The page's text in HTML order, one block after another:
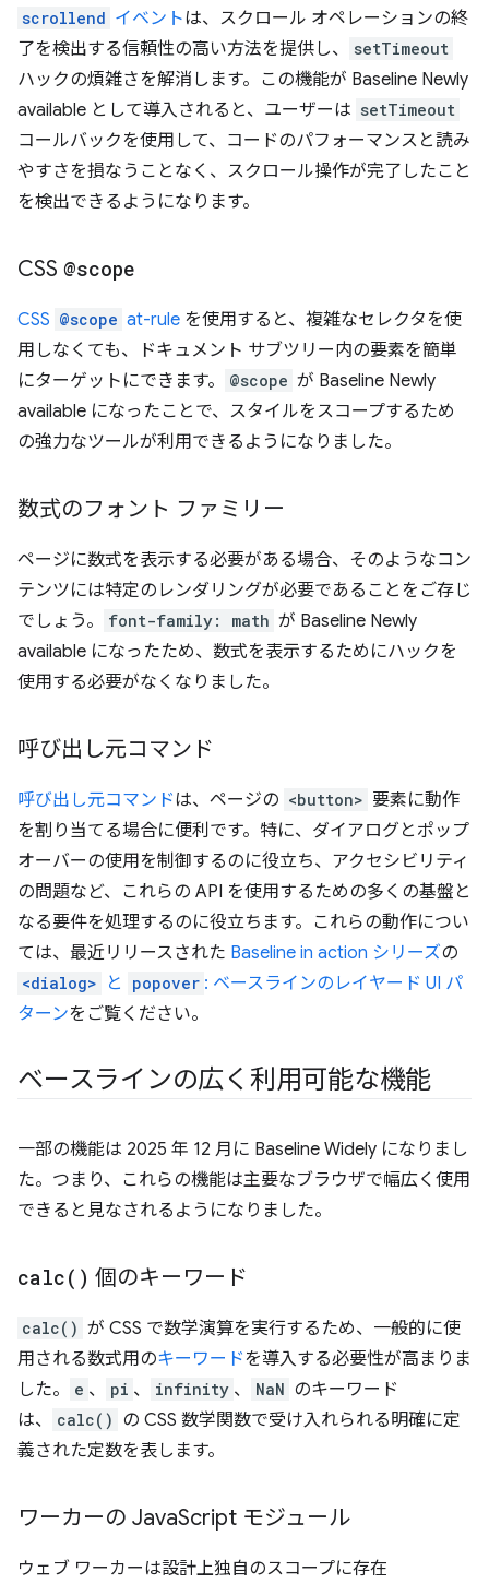
scrollend イベントは、スクロール オペレーションの終
了を検出する信頼性の高い方法を提供し、
setTimeout
ハックの煩雑さを解消します。この機能が Baseline Newly
available として導入されると、ユーザーは setTimeout
コールバックを使用して、コードのパフォーマンスと読み
やすさを損なうことなく、スクロール操作が完了したこと
を検出できるようになります。
CSS @scope
CSS @scope at-rule を使用すると、複雑なセレクタを使
用しなくても、ドキュメント サブツリー内の要素を簡単
にターゲットにできます。
@scope が Baseline Newly
available になったことで、スタイルをスコープするため
の強力なツールが利用できるようになりました。
数式のフォント ファミリー
ページに数式を表示する必要がある場合、そのようなコン
テンツには特定のレンダリングが必要であることをご存じ
でしょう。
font-family: math が Baseline Newly
available になったため、数式を表示するためにハックを
使用する必要がなくなりました。
呼び出し元コマンド
呼び出し元コマンドは、ページの <button> 要素に動作
を割り当てる場合に便利です。特に、ダイアログとポップ
オーバーの使用を制御するのに役立ち、アクセシビリティ
の問題など、これらの API を使用するための多くの基盤と
なる要件を処理するのに役立ちます。これらの動作につい
ては、最近リリースされた Baseline in action シリーズの
<dialog> と popover : ベースラインのレイヤード UI パ
ターンをご覧ください。
ベースラインの広く利用可能な機能
一部の機能は 2025 年 12 月に Baseline Widely になりまし
た。つまり、これらの機能は主要なブラウザで幅広く使用
できると見なされるようになりました。
calc( ) 個のキーワード
calc() が CSS で数学演算を実行するため、一般的に使
用される数式用のキーワードを導入する必要性が高まりま
した。
e 、 pi 、 infinity 、 NaN のキーワード
は、
calc() の CSS 数学関数で受け入れられる明確に定
義された定数を表します。
ワーカーの JavaScript モジュール
ウェブ ワーカーは設計上独自のスコープに存在